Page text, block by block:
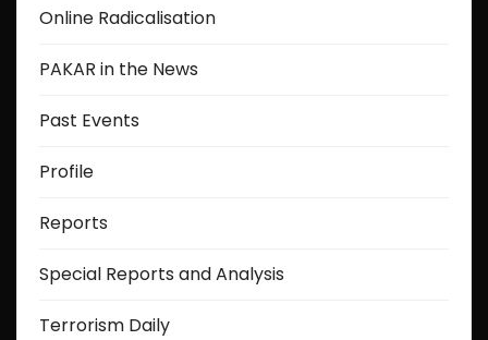
Online Radicalisation
PAKAR in the News
Past Events
Profile
Reports
Special Reports and Analysis
Terrorism Daily